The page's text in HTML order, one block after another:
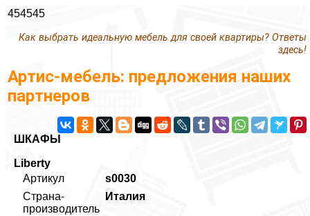
454545
Как выбрать идеальную мебель для своей квартиры? Ответы
здесь!
Артис-мебель: предложения наших
партнеров
ШКАФЫ
Liberty
Артикул
s0030
Страна-
производитель
Италия